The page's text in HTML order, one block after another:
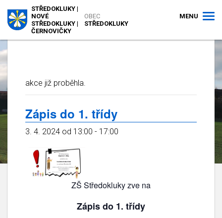
OBEC
STŘEDOKLUKY
STŘEDOKLUKY |
NOVÉ
STŘEDOKLUKY |
ČERNOVIČKY
MENU
akce již proběhla.
Zápis do 1. třídy
3. 4. 2024 od 13:00 - 17:00
ZŠ Středokluky zve na
Zápis do 1. třídy